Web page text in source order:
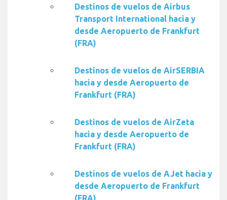
Destinos de vuelos de Airbus
Transport International hacia y
desde Aeropuerto de Frankfurt
(FRA)
Destinos de vuelos de AirSERBIA
hacia y desde Aeropuerto de
Frankfurt (FRA)
Destinos de vuelos de AirZeta
hacia y desde Aeropuerto de
Frankfurt (FRA)
Destinos de vuelos de AJet hacia y
desde Aeropuerto de Frankfurt
(FRA)